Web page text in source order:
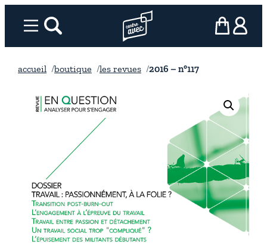
Menurechercher Page d’accueil l’association
mon panier
ma
accueil boutique les revues 2016 – n°117